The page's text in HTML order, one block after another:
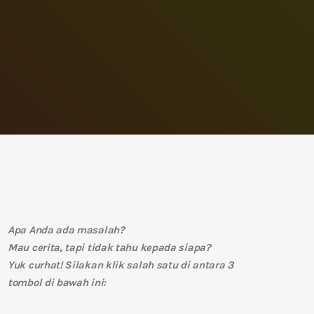
Apa Anda ada masalah?
Mau cerita, tapi tidak tahu kepada siapa?
Yuk curhat! Silakan klik salah satu di antara 3
tombol di bawah ini: